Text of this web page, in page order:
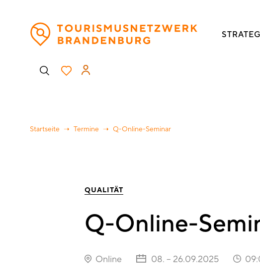
Benutzermenü
Startseite Termine Q-Online-Seminar
QUALITÄT
Q-Online-
Online 08. – 26.09.2025